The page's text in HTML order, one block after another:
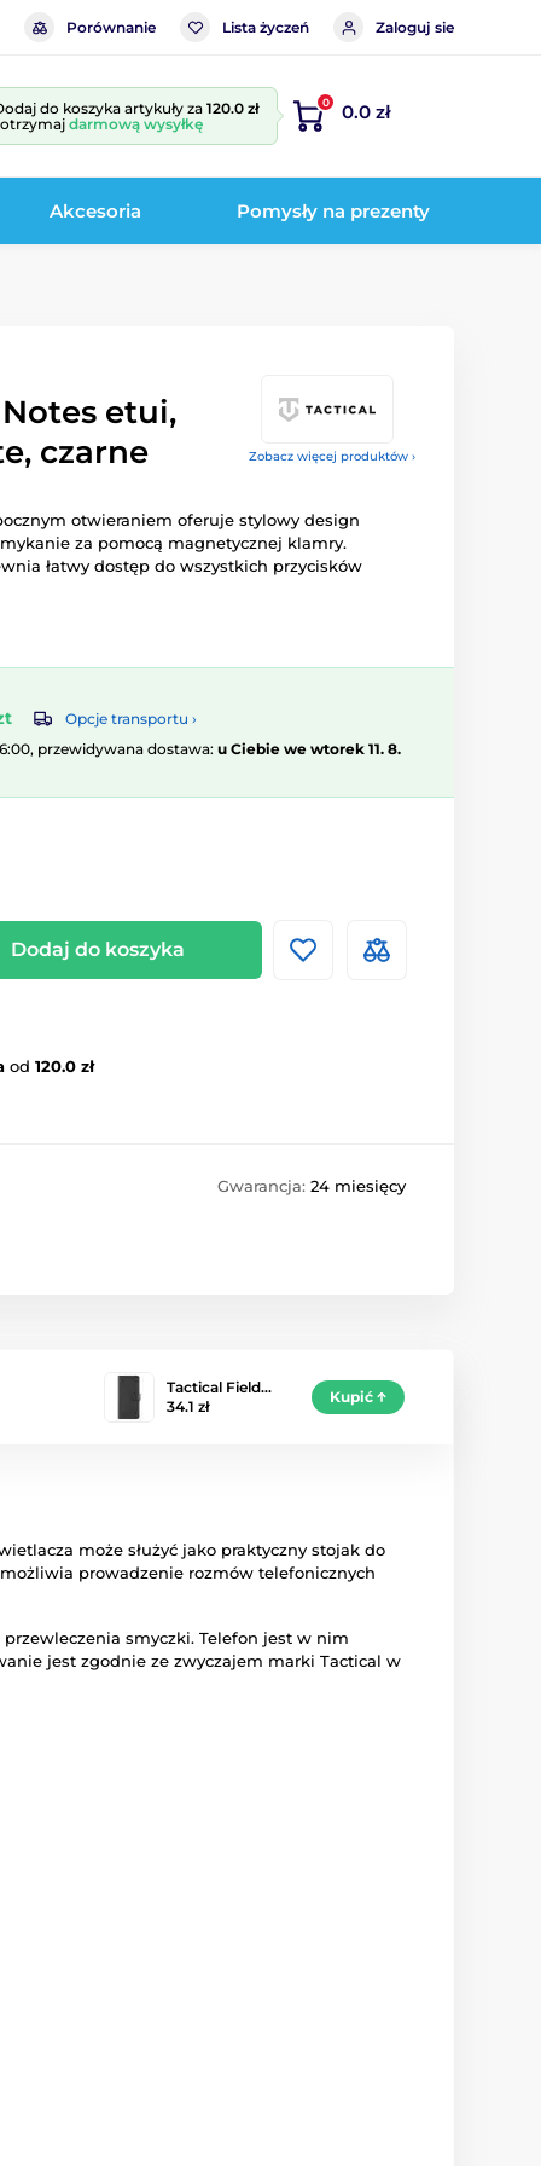
Porównanie Lista życzeń Zaloguj sie
do koszyka artykuły za120.0 zł
darmową wysyłkę
0 0.0 zł
Akcesoria Pomysły na prezenty
Zobacz więcej produktów ›
etui,
czarne
otwieraniem oferuje stylowy design
za pomocą magnetycznej klamry.
łatwy dostęp do wszystkich przycisków
Opcje transportu ›
przewidywana dostawa: u Ciebie we wtorek 11. 8.
Dodaj do koszyka
od 120.0 zł
Gwarancja: 24 miesięcy
Tactical Field…
34.1 zł
Kupić
może służyć jako praktyczny stojak do
prowadzenie rozmów telefonicznych
smyczki. Telefon jest w nim
jest zgodnie ze zwyczajem marki Tactical w